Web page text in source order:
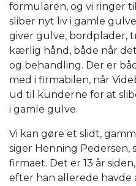
formularen, og vi ringer
sliber nyt liv i gamle
giver gulve, bordplader,
kærlig hånd, både når
og behandling. Der er
med i firmabilen, når
ud til kunderne for at
i gamle gulve.
Vi kan gøre et slidt,
siger Henning
firmaet. Det er 13 år
efter han allerede havde